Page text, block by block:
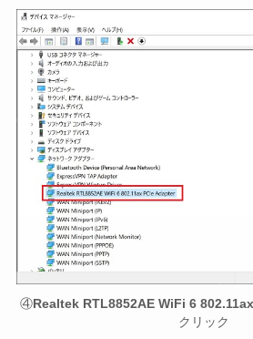
④Realtek RTL8852AE WiFi 6
クリック